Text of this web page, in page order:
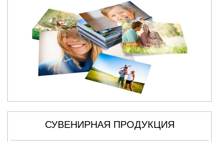
СУВЕНИРНАЯ ПРОДУКЦИЯ